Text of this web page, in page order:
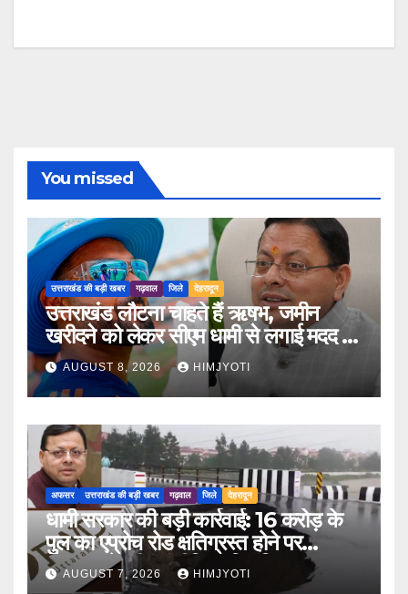
You missed
उत्तराखंड की बड़ी खबर गढ़वाल जिले देहरादून
उत्तराखंड लौटना चाहते हैं ऋषभ, जमीन
खरीदने को लेकर सीएम धामी से लगाई मदद की
गुहारAUGUST 8, 2026 HIMJYOTI
अफसर उत्तराखंड की बड़ी खबर गढ़वाल जिले देहरादून
धामी सरकार की बड़ी कार्रवाई: 16 करोड़ के
पुल का एप्रोच रोड क्षतिग्रस्त होने पर
PWD के तीन इंजीनियर निलंबित
AUGUST 7, 2026 HIMJYOTI